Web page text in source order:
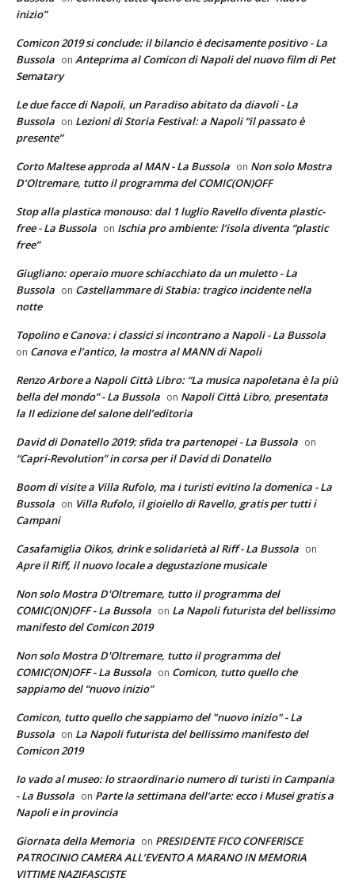
inizio”
Comicon 2019 si conclude: il bilancio è decisamente positivo - La
Bussola on Anteprima al Comicon di Napoli del nuovo film di Pet
Sematary
Le due facce di Napoli, un Paradiso abitato da diavoli - La
Bussola on Lezioni di Storia Festival: a Napoli “il passato è
presente”
Corto Maltese approda al MAN - La Bussola on Non solo Mostra
D’Oltremare, tutto il programma del COMIC(ON)OFF
Stop alla plastica monouso: dal 1 luglio Ravello diventa plastic-
free - La Bussola on Ischia pro ambiente: l’isola diventa “plastic
free”
Giugliano: operaio muore schiacchiato da un muletto - La
Bussola on Castellammare di Stabia: tragico incidente nella
notte
Topolino e Canova: i classici si incontrano a Napoli - La Bussola
on Canova e l’antico, la mostra al MANN di Napoli
Renzo Arbore a Napoli Città Libro: “La musica napoletana è la più
bella del mondo” - La Bussola on Napoli Città Libro, presentata
la II edizione del salone dell’editoria
David di Donatello 2019: sfida tra partenopei - La Bussola on
“Capri-Revolution” in corsa per il David di Donatello
Boom di visite a Villa Rufolo, ma i turisti evitino la domenica - La
Bussola on Villa Rufolo, il gioiello di Ravello, gratis per tutti i
Campani
Casafamiglia Oikos, drink e solidarietà al Riff - La Bussola on
Apre il Riff, il nuovo locale a degustazione musicale
Non solo Mostra D'Oltremare, tutto il programma del
COMIC(ON)OFF - La Bussola on La Napoli futurista del bellissimo
manifesto del Comicon 2019
Non solo Mostra D'Oltremare, tutto il programma del
COMIC(ON)OFF - La Bussola on Comicon, tutto quello che
sappiamo del “nuovo inizio”
Comicon, tutto quello che sappiamo del "nuovo inizio" - La
Bussola on La Napoli futurista del bellissimo manifesto del
Comicon 2019
Io vado al museo: lo straordinario numero di turisti in Campania
- La Bussola on Parte la settimana dell’arte: ecco i Musei gratis a
Napoli e in provincia
Giornata della Memoria on PRESIDENTE FICO CONFERISCE
PATROCINIO CAMERA ALL’EVENTO A MARANO IN MEMORIA
VITTIME NAZIFASCISTE